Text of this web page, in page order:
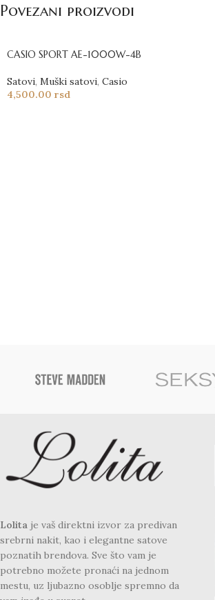
Povezani proizvodi
CASIO SPORT AE-1000W-4B
Satovi, Muški satovi, Casio
4,500.00 rsd
Lolita je vaš direktni izvor za predivan
srebrni nakit, kao i elegantne satove
poznatih brendova. Sve što vam je
potrebno možete pronaći na jednom
mestu, uz ljubazno osoblje spremno da